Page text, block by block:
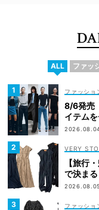
ALL ファッ
ファッショ
8/6発売
イテム
VERY
【旅行
で決ま
2026.08.05
ファッショ